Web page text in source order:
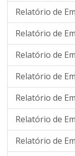
Relatório de
Relatório de
Relatório de
Relatório de
Relatório de
Relatório de
Relatório de